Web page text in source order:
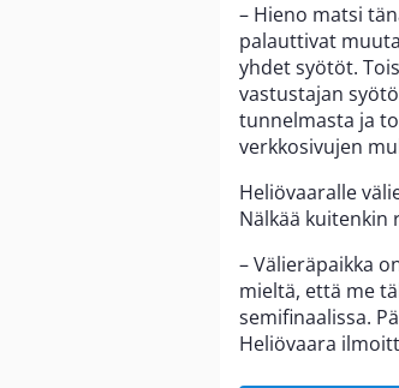
– Hieno matsi
palauttivat
yhdet syötöt.
vastustajan
tunnelmasta ja
verkkosivujen
Heliövaaralle
Nälkää
– Välieräpaikka
mieltä, että me
semifinaalissa.
Heliövaara